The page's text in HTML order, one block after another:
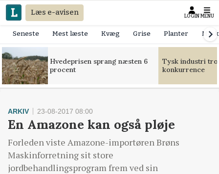
Læs e-avisen LOGIN MENU
Seneste Mest læste Kvæg Grise Planter
Hvedeprisen sprang næsten 6
procent
Tysk industri
konkurrence
ARKIV 23-08-2017 08:00
En Amazone kan også pløje
Forleden viste Amazone-importøren Brøns
Maskinforretning sit store
jordbehandlingsprogram frem ved sin